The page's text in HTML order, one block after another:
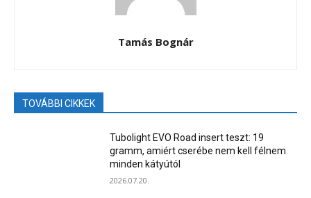
Tamás Bognár
TOVÁBBI CIKKEK
Tubolight EVO Road insert teszt: 19
gramm, amiért cserébe nem kell félnem
minden kátyútól
2026.07.20.